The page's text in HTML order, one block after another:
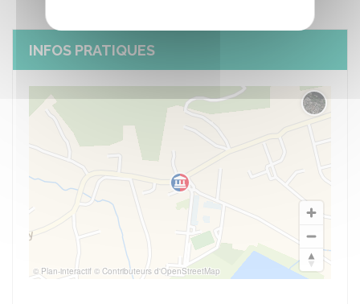
INFOS PRATIQUES
© Plan-interactif © Contributeurs d'OpenStreetMap